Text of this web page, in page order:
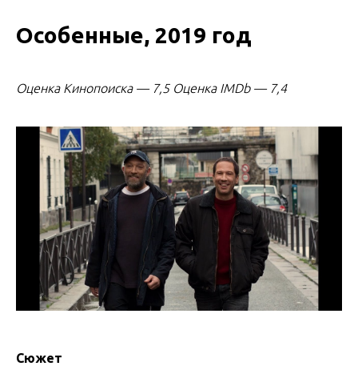
Особенные, 2019 год
Оценка Кинопоиска — 7,5 Оценка IMDb — 7,4
Сюжет